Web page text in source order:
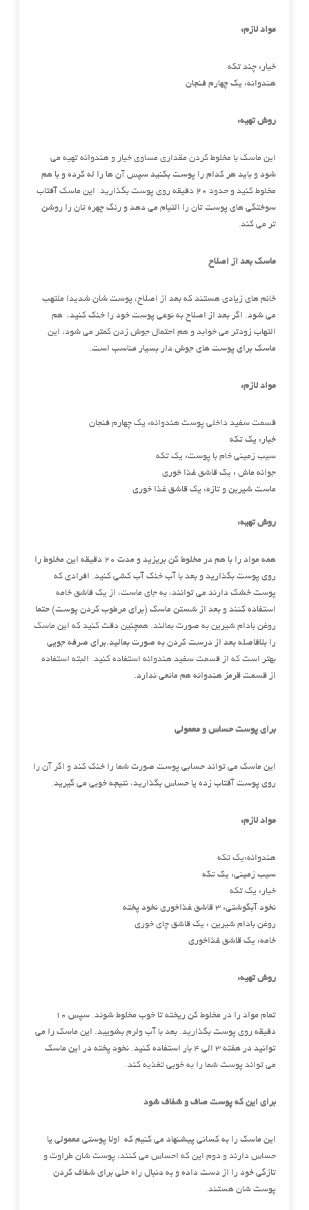
مواد لازم:
خیار: چند تکه
هندوانه: یک چهارم فنجان
روش تهیه:
این ماسک با مخلوط کردن مقداری مساوی خیار و هندوانه تهیه می
شود و باید هر کدام را پوست بکنید سپس آن ها را له کرده و با هم
مخلوط کنید و حدود ۲۰ دقیقه روی پوست بگذارید. این ماسک آفتاب
سوختگی های پوست تان را التیام می دهد و رنگ چهره تان را روشن
تر می کند.
ماسک بعد از اصلاح
خانم های زیادی هستند که بعد از اصلاح، پوست شان شدیدا ملتهب
می شود. اگر بعد از اصلاح به نوعی پوست خود را خنک کنید، هم
التهاب زودتر می خوابد و هم احتمال جوش زدن کمتر می شود، این
ماسک برای پوست های جوش دار بسیار مناسب است.
مواد لازم:
قسمت سفید داخلی پوست هندوانه: یک چهارم فنجان
خیار: یک تکه
سیب زمینی خام با پوست: یک تکه
جوانه ماش : یک قاشق غذا خوری
ماست شیرین و تازه: یک قاشق غذا خوری
روش تهیه:
همه مواد را با هم در مخلوط کن بریزید و مدت ۲۰ دقیقه این مخلوط را
روی پوست بگذارید و بعد با آب خنک آب کشی کنید. افرادی که
پوست خشک دارند می توانند، به جای ماست، از یک قاشق خامه
استفاده کنند و بعد از شستن ماسک (برای مرطوب کردن پوست) حتما
روغن بادام شیرین به صورت بمالند. همچنین دقت کنید که این ماسک
را بلافاصله بعد از درست کردن به صورت بمالید.برای صرفه جویی
بهتر است که از قسمت سفید هندوانه استفاده کنید. البته استفاده
از قسمت قرمز هندوانه هم مانعی ندارد.
برای پوست حساس و معمولی
این ماسک می تواند حسابی پوست صورت شما را خنک کند و اگر آن را
روی پوست آفتاب زده یا حساس بگذارید، نتیجه خوبی می گیرید.
مواد لازم:
هندوانه:یک تکه
سیب زمینی: یک تکه
خیار: یک تکه
نخود آبگوشتی: ۳ قاشق غذاخوری نخود پخته
روغن بادام شیرین : یک قاشق چای خوری
خامه: یک قاشق غذاخوری
روش تهیه:
تمام مواد را در مخلوط کن ریخته تا خوب مخلوط شوند. سپس ۱۰
دقیقه روی پوست بگذارید. بعد با آب ولرم بشویید. این ماسک را می
توانید در هفته ۳ الی ۴ بار استفاده کنید. نخود پخته در این ماسک
می تواند پوست شما را به خوبی تغذیه کند.
برای این که پوست صاف و شفاف شود
این ماسک را به کسانی پیشنهاد می کنیم که اولا پوستی معمولی یا
حساس دارند و دوم این که احساس می کنند، پوست شان طراوت و
تازگی خود را از دست داده و به دنبال راه حلی برای شفاف کردن
پوست شان هستند.